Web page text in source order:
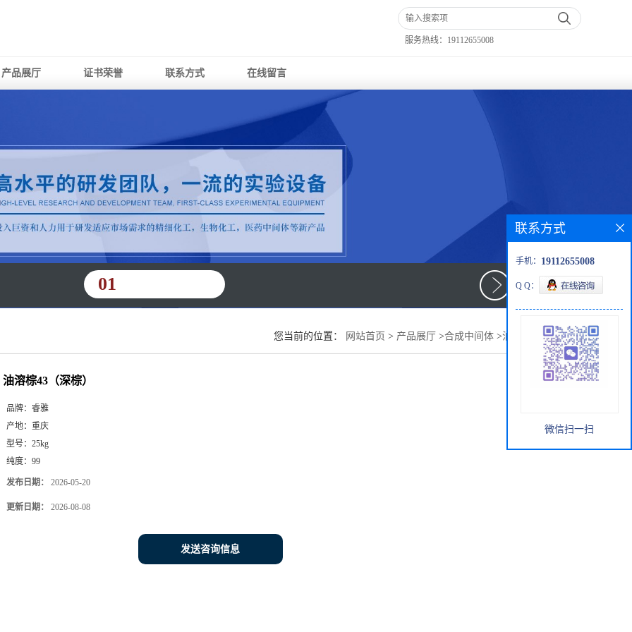
服务热线： 19112655008
产品展厅 证书荣誉 联系方式 在线留言
01
您当前的位置： 网站首页 > 产品展厅 >合成中间体 >油溶棕43（深棕）
油溶棕43（深棕）
品牌： 睿雅
产地： 重庆
型号： 25kg
纯度： 99
发布日期： 2026-05-20
更新日期： 2026-08-08
发送咨询信息
联系方式
手机： 19112655008
Q Q：
微信扫一扫